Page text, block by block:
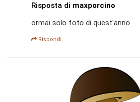
Risposta di maxporcino
ormai solo foto di quest'anno
Rispondi